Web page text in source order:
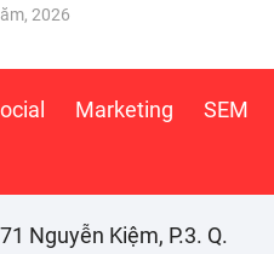
2026
Marketing
SEM
Nguyễn Kiệm, P.3. Q.